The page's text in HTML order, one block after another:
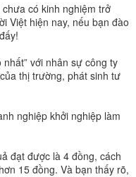
có kinh nghiệm trở
Việt hiện nay, nếu bạn đào
với nhân sự công ty
thị trường, phát sinh tư
nghiệp khởi nghiệp làm
đạt được là 4 đồng, cách
15 đồng. Và bạn thấy rõ,